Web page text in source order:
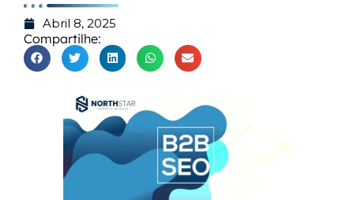
Abril 8, 2025
Compartilhe: